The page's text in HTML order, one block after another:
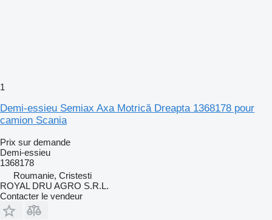
1
Demi-essieu Semiax Axa Motrică Dreapta 1368178 pour
camion Scania
Prix sur demande
Demi-essieu
1368178
Roumanie, Cristesti
ROYAL DRU AGRO S.R.L.
Contacter le vendeur